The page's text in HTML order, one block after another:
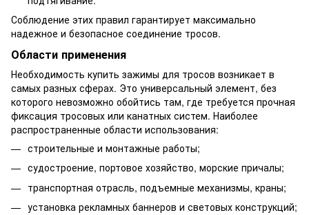
Соблюдение этих правил гарантирует максимально
надежное и безопасное соединение тросов.
Области применения
Необходимость купить зажимы для тросов возникает в
самых разных сферах. Это универсальный элемент, без
которого невозможно обойтись там, где требуется прочная
фиксация тросовых или канатных систем. Наиболее
распространенные области использования:
строительные и монтажные работы;
судостроение, портовое хозяйство, морские причалы;
транспортная отрасль, подъемные механизмы, краны;
установка рекламных баннеров и световых конструкций;